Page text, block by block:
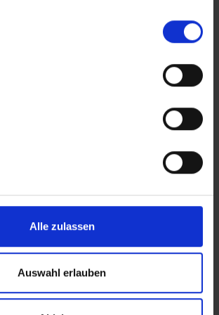
Alle zulassen
Auswahl erlauben
verschränkten Mittelblöcken
Pick-Up eine breite Lauffläche. Die
sind stark diamantiert und liefern so den
des Reifens auch in Kurven, bei Nässe
wir die Gummimischung
speziell für E-Bikes entwickelt haben.
Maximum an Haltbarkeit mit geringem
und außergewöhnlichem Grip auch bei
deines Transportrads extrem